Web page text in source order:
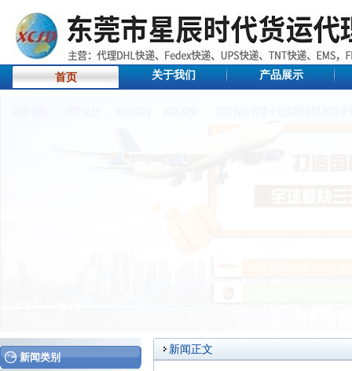
首页 关于我们 产品展示
新闻类别
新闻正文